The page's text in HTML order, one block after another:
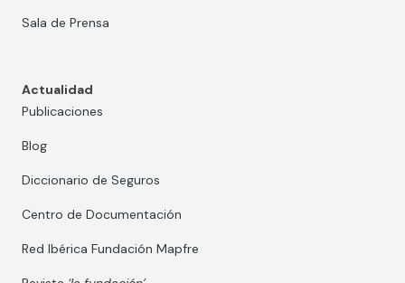
Sala de Prensa
Actualidad
Publicaciones
Blog
Diccionario de Seguros
Centro de Documentación
Red Ibérica Fundación Mapfre